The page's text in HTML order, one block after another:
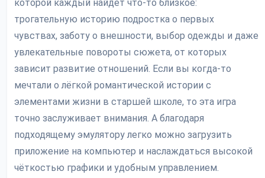
которой каждый найдёт что-то близкое:
трогательную историю подростка о первых
чувствах, заботу о внешности, выбор одежды и даже
увлекательные повороты сюжета, от которых
зависит развитие отношений. Если вы когда-то
мечтали о лёгкой романтической истории с
элементами жизни в старшей школе, то эта игра
точно заслуживает внимания. А благодаря
подходящему эмулятору легко можно загрузить
приложение на компьютер и наслаждаться высокой
чёткостью графики и удобным управлением.